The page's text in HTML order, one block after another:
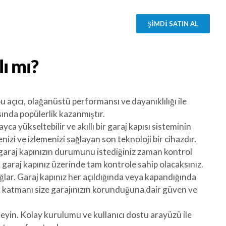
ŞİMDİ SATIN AL
mı?
olağanüstü performansı ve dayanıklılığı ile
popülerlik kazanmıştır.
yükseltebilir ve akıllı bir garaj kapısı sisteminin
ve izlemenizi sağlayan son teknoloji bir cihazdır.
kapınızın durumunu istediğiniz zaman kontrol
kapınız üzerinde tam kontrole sahip olacaksınız.
Garaj kapınız her açıldığında veya kapandığında
size garajınızın korunduğuna dair güven ve
Kolay kurulumu ve kullanıcı dostu arayüzü ile